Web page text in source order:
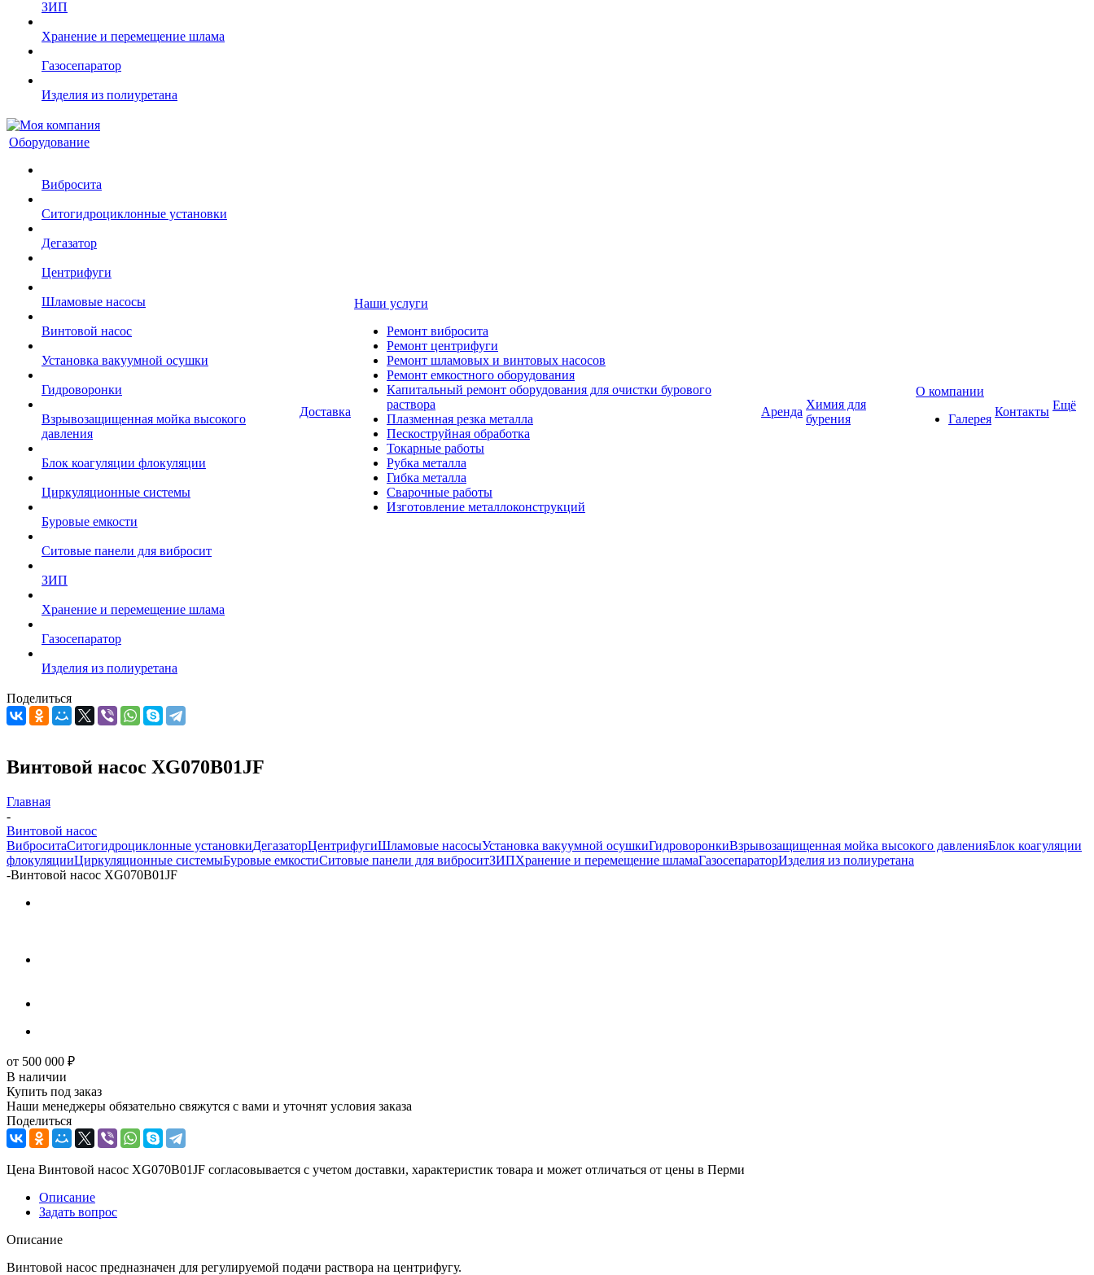
ЗИП
Хранение и перемещение шлама
Газосепаратор
Изделия из полиуретана
Оборудование
Вибросита
Ситогидроциклонные установки
Дегазатор
Центрифуги
Шламовые насосы
Винтовой насос
Установка вакуумной осушки
Гидроворонки
Взрывозащищенная мойка высокого
давления
Блок коагуляции флокуляции
Циркуляционные системы
Буровые емкости
Ситовые панели для вибросит
ЗИП
Хранение и перемещение шлама
Газосепаратор
Изделия из полиуретана
Доставка
Наши услуги
Ремонт вибросита
Ремонт центрифуги
Ремонт шламовых и винтовых насосов
Ремонт емкостного оборудования
Капитальный ремонт оборудования для очистки бурового
раствора
Плазменная резка металла
Пескоструйная обработка
Токарные работы
Рубка металла
Гибка металла
Сварочные работы
Изготовление металлоконструкций
Аренда
Химия для
бурения
О компании
Галерея
Контакты Ещё
Поделиться
Винтовой насос XG070B01JF
Главная
-
Винтовой насос
ВиброситаСитогидроциклонные установкиДегазаторЦентрифугиШламовые насосыУстановка вакуумной осушкиГидроворонкиВзрывозащищенная мойка высокого давленияБлок коагуляции
флокуляцииЦиркуляционные системыБуровые емкостиСитовые панели для виброситЗИПХранение и перемещение шламаГазосепараторИзделия из полиуретана
-Винтовой насос XG070B01JF
от 500 000 ₽
В наличии
Купить под заказ
Наши менеджеры обязательно свяжутся с вами и уточнят условия заказа
Поделиться
Цена Винтовой насос XG070B01JF согласовывается с учетом доставки, характеристик товара и может отличаться от цены в Перми
Описание
Задать вопрос
Описание
Винтовой насос предназначен для регулируемой подачи раствора на центрифугу.